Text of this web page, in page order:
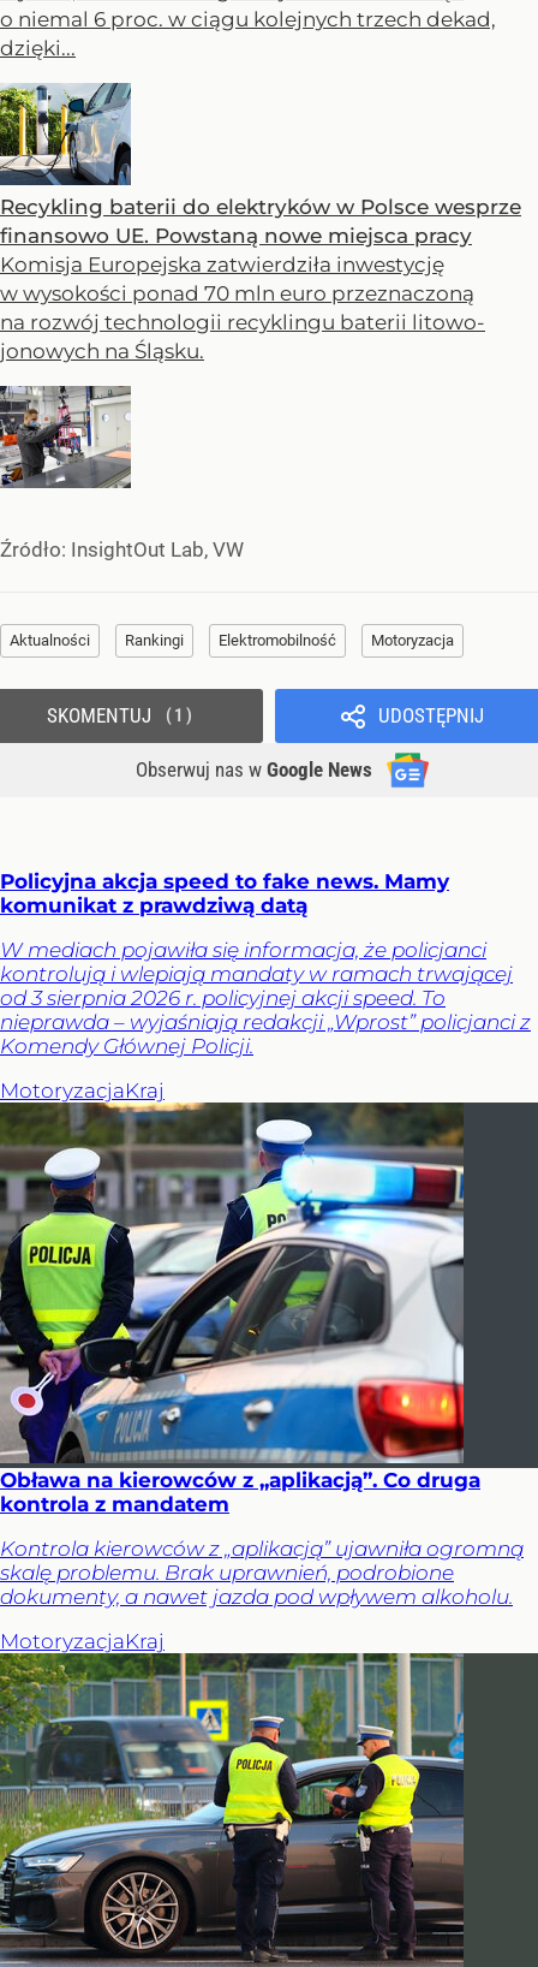
o niemal 6 proc. w ciągu kolejnych trzech dekad,
dzięki...
Recykling baterii do elektryków w Polsce wesprze
finansowo UE. Powstaną nowe miejsca pracy
Komisja Europejska zatwierdziła inwestycję
w wysokości ponad 70 mln euro przeznaczoną
na rozwój technologii recyklingu baterii litowo-
jonowych na Śląsku.
Źródło: InsightOut Lab, VW
Aktualności Rankingi Elektromobilność Motoryzacja
UDOSTĘPNIJ
Obserwuj nas w Google News
SKOMENTUJ 1
Policyjna akcja speed to fake news. Mamy
komunikat z prawdziwą datą
W mediach pojawiła się informacja, że policjanci
kontrolują i wlepiają mandaty w ramach trwającej
od 3 sierpnia 2026 r. policyjnej akcji speed. To
nieprawda – wyjaśniają redakcji „Wprost” policjanci z
Komendy Głównej Policji.
MotoryzacjaKraj
Obława na kierowców z „aplikacją”. Co druga
kontrola z mandatem
Kontrola kierowców z „aplikacją” ujawniła ogromną
skalę problemu. Brak uprawnień, podrobione
dokumenty, a nawet jazda pod wpływem alkoholu.
MotoryzacjaKraj